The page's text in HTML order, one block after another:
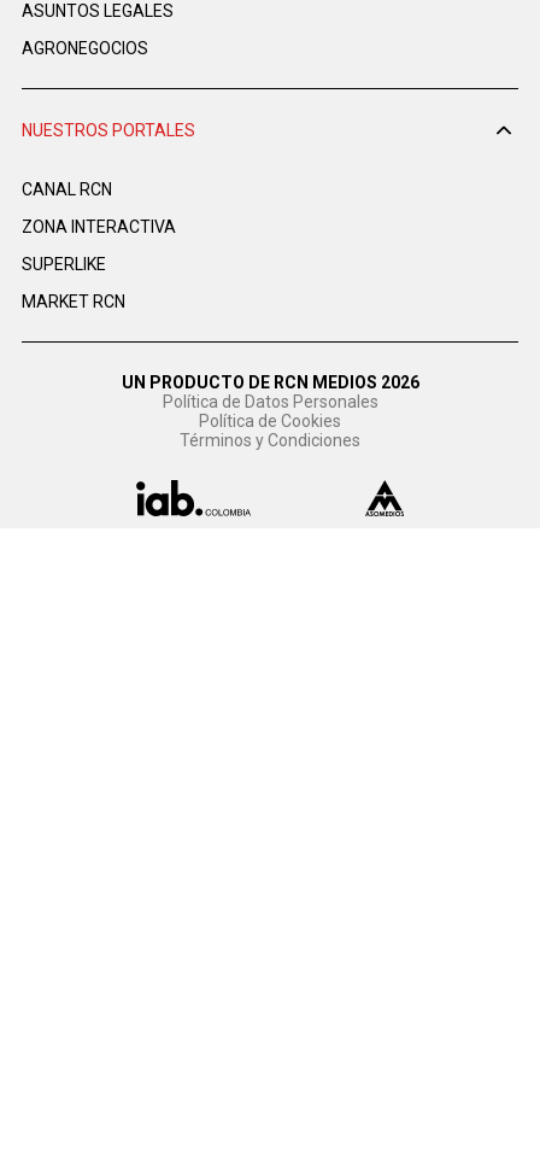
ASUNTOS LEGALES
AGRONEGOCIOS
NUESTROS PORTALES
CANAL RCN
ZONA INTERACTIVA
SUPERLIKE
MARKET RCN
UN PRODUCTO DE RCN MEDIOS 2026
Política de Datos Personales
Política de Cookies
Términos y Condiciones